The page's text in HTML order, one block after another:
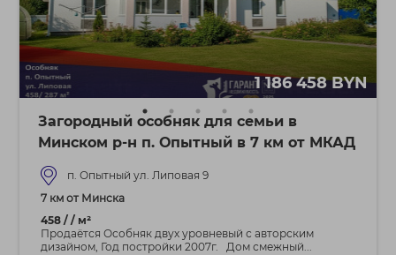
1 186 458 BYN
Загородный особняк для семьи в
Минском р-н п. Опытный в 7 км от МКАД
п. Опытный ул. Липовая 9
7 км от Минска
458 / / м²
Продаётся Особняк двух уровневый с авторским
дизайном, Год постройки 2007г. Дом смежный...